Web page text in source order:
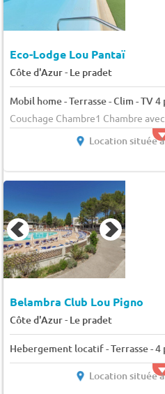
Eco-Lodge Lou Pantaï
Côte d'Azur- Le pradet
Mobil home - Terrasse - Clim - TV 4
Couchage Chambre1 Chambre
Location située
Belambra Club Lou Pigno
Côte d'Azur- Le pradet
Hebergement locatif - Terrasse - 4
Location située